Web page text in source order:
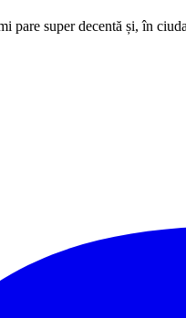
pare super decentă și, în